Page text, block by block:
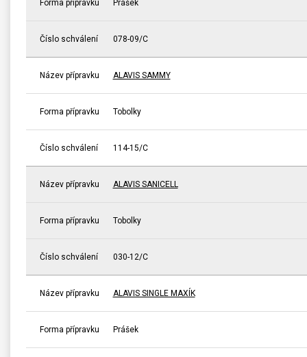
Forma přípravku Prášek
Číslo schválení 078-09/C
Název přípravku ALAVIS SAMMY
Forma přípravku Tobolky
Číslo schválení 114-15/C
Název přípravku ALAVIS SANICELL
Forma přípravku Tobolky
Číslo schválení 030-12/C
Název přípravku ALAVIS SINGLE MAXÍK
Forma přípravku Prášek